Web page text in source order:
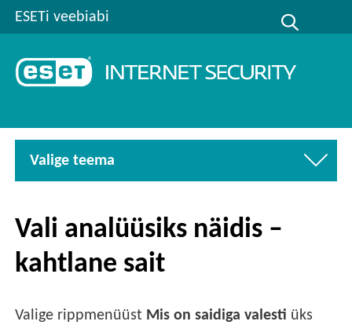
ESETi veebiabi
Valige teema
Vali analüüsiks näidis –
kahtlane sait
Valige rippmenüüst Mis on saidiga valesti üks